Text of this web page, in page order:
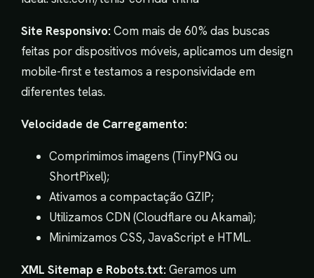
Site Responsivo:Com mais de 60% das buscas
feitas por dispositivos móveis, aplicamos um design
mobile-first e testamos a responsividade em
diferentes telas.
Velocidade de Carregamento:
Comprimimos imagens (TinyPNG ou
ShortPixel);
Ativamos a compactação GZIP;
Utilizamos CDN (Cloudflare ou Akamai);
Minimizamos CSS, JavaScript e HTML.
XML Sitemap e Robots.txt:Geramos um